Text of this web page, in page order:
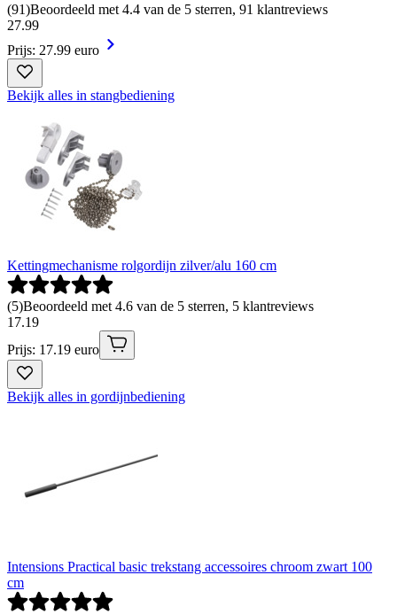
(91)Beoordeeld met 4.4 van de 5 sterren, 91 klantreviews
27.99
Prijs: 27.99 euro
Bekijk alles in stangbediening
Kettingmechanisme rolgordijn zilver/alu 160 cm
(5)Beoordeeld met 4.6 van de 5 sterren, 5 klantreviews
17.19
Prijs: 17.19 euro
Bekijk alles in gordijnbediening
Intensions Practical basic trekstang accessoires chroom zwart 100
cm